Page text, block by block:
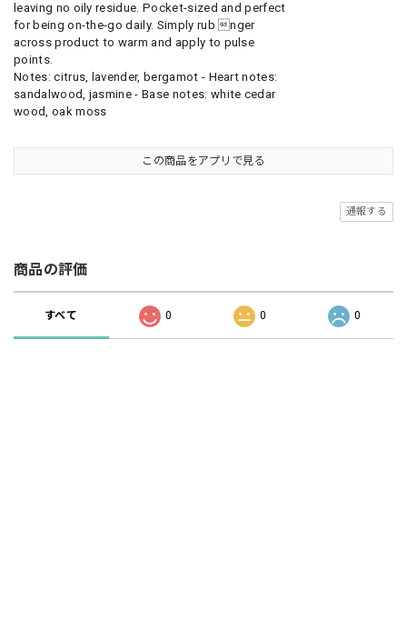
leaving no oily residue. Pocket-sized and perfect
for being on-the-go daily. Simply rub nger
across product to warm and apply to pulse
points.
Notes: citrus, lavender, bergamot - Heart notes:
sandalwood, jasmine - Base notes: white cedar
wood, oak moss
この商品をアプリで見る
通報する
商品の評価
すべて 0 0 0